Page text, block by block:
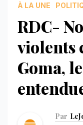
À LA UNE
RDC-
violents
Goma,
Par